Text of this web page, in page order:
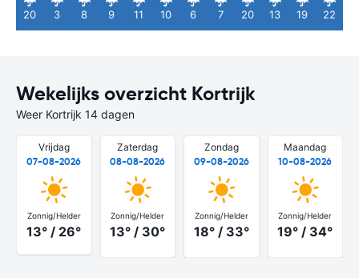
20 3 8 9 11 10 6 7 20 13 19 22
Wekelijks overzicht Kortrijk
Weer Kortrijk 14 dagen
Vrijdag
07-08-2026
Zonnig/Helder
13° / 26°
Zaterdag
08-08-2026
Zonnig/Helder
13° / 30°
Zondag
09-08-2026
Zonnig/Helder
18° / 33°
Maandag
10-08-2026
Zonnig/Helder
19° / 34°